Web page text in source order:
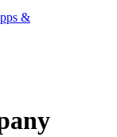
&